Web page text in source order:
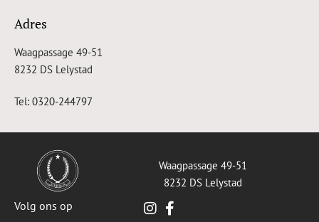
Adres
Waagpassage 49-51
8232 DS Lelystad
Tel: 0320-244797
Waagpassage 49-51
8232 DS Lelystad
Volg ons op